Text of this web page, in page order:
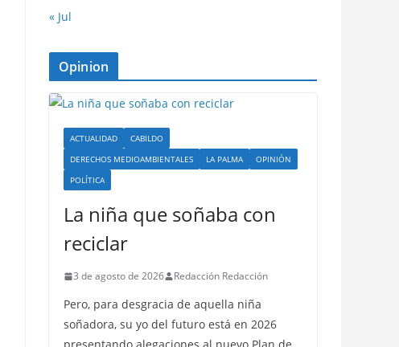
« Jul
Opinion
ACTUALIDAD
CABILDO
DERECHOS MEDIOAMBIENTALES
LA PALMA
OPINIÓN
POLÍTICA
La niña que soñaba con
reciclar
3 de agosto de 2026 Redacción Redacción
Pero, para desgracia de aquella niña
soñadora, su yo del futuro está en 2026